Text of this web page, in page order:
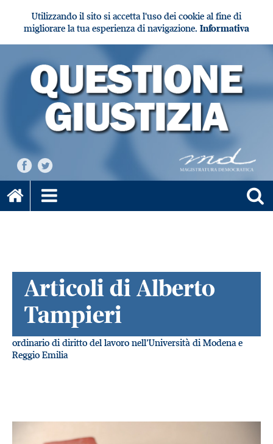
Utilizzando il sito si accetta l'uso dei cookie al fine di
migliorare la tua esperienza di navigazione. Informativa
Articoli di Alberto
Tampieri
ordinario di diritto del lavoro nell’Università di Modena e
Reggio Emilia